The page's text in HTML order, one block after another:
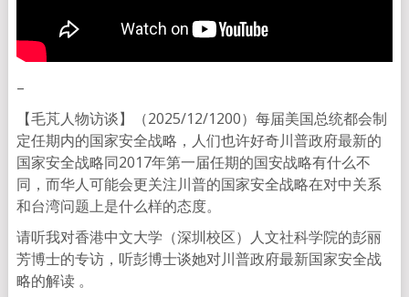
–
【毛芃人物访谈】（2025/12/1200）每届美国总统都会制
定任期内的国家安全战略，人们也许好奇川普政府最新的
国家安全战略同2017年第一届任期的国安战略有什么不
同，而华人可能会更关注川普的国家安全战略在对中关系
和台湾问题上是什么样的态度。
请听我对香港中文大学（深圳校区）人文社科学院的彭丽
芳博士的专访，听彭博士谈她对川普政府最新国家安全战
略的解读 。